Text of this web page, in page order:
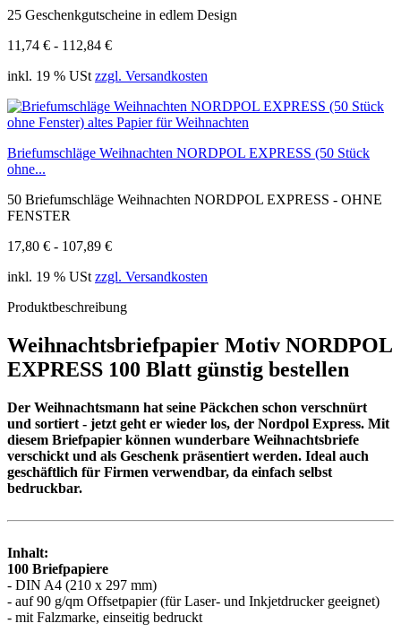
25 Geschenkgutscheine in edlem Design
11,74 € - 112,84 €
inkl. 19 % USt zzgl. Versandkosten
Briefumschläge Weihnachten NORDPOL EXPRESS (50 Stück
ohne...
50 Briefumschläge Weihnachten NORDPOL EXPRESS - OHNE
FENSTER
17,80 € - 107,89 €
inkl. 19 % USt zzgl. Versandkosten
Produktbeschreibung
Weihnachtsbriefpapier Motiv NORDPOL
EXPRESS 100 Blatt günstig bestellen
Der Weihnachtsmann hat seine Päckchen schon verschnürt
und sortiert - jetzt geht er wieder los, der Nordpol Express. Mit
diesem Briefpapier können wunderbare Weihnachtsbriefe
verschickt und als Geschenk präsentiert werden. Ideal auch
geschäftlich für Firmen verwendbar, da einfach selbst
bedruckbar.
Inhalt:
100 Briefpapiere
- DIN A4 (210 x 297 mm)
- auf 90 g/qm Offsetpapier (für Laser- und Inkjetdrucker geeignet)
- mit Falzmarke, einseitig bedruckt